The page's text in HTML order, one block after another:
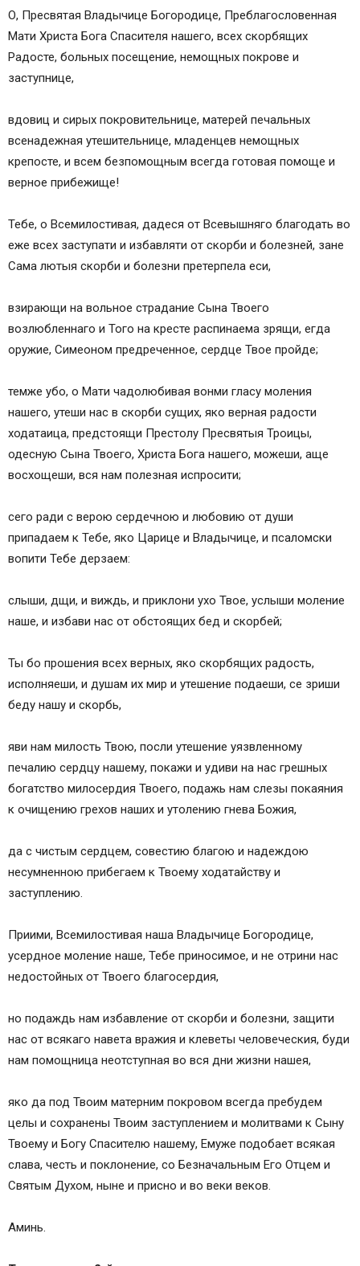
О, Пресвятая Владычице Богородице, Преблагословенная
Мати Христа Бога Спасителя нашего, всех скорбящих
Радосте, больных посещение, немощных покрове и
заступнице,
вдовиц и сирых покровительнице, матерей печальных
всенадежная утешительнице, младенцев немощных
крепосте, и всем безпомощным всегда готовая помоще и
верное прибежище!
Тебе, о Всемилостивая, дадеся от Всевышняго благодать во
еже всех заступати и избавляти от скорби и болезней, зане
Сама лютыя скорби и болезни претерпела еси,
взирающи на вольное страдание Сына Твоего
возлюбленнаго и Того на кресте распинаема зрящи, егда
оружие, Симеоном предреченное, сердце Твое пройде;
темже убо, о Мати чадолюбивая вонми гласу моления
нашего, утеши нас в скорби сущих, яко верная радости
ходатаица, предстоящи Престолу Пресвятыя Троицы,
одесную Сына Твоего, Христа Бога нашего, можеши, аще
восхощеши, вся нам полезная испросити;
сего ради с верою сердечною и любовию от души
припадаем к Тебе, яко Царице и Владычице, и псаломски
вопити Тебе дерзаем:
слыши, дщи, и виждь, и приклони ухо Твое, услыши моление
наше, и избави нас от обстоящих бед и скорбей;
Ты бо прошения всех верных, яко скорбящих радость,
исполняеши, и душам их мир и утешение подаеши, се зриши
беду нашу и скорбь,
яви нам милость Твою, посли утешение уязвленному
печалию сердцу нашему, покажи и удиви на нас грешных
богатство милосердия Твоего, подажь нам слезы покаяния
к очищению грехов наших и утолению гнева Божия,
да с чистым сердцем, совестию благою и надеждою
несумненною прибегаем к Твоему ходатайству и
заступлению.
Приими, Всемилостивая наша Владычице Богородице,
усердное моление наше, Тебе приносимое, и не отрини нас
недостойных от Твоего благосердия,
но подаждь нам избавление от скорби и болезни, защити
нас от всякаго навета вражия и клеветы человеческия, буди
нам помощница неотступная во вся дни жизни нашея,
яко да под Твоим матерним покровом всегда пребудем
целы и сохранены Твоим заступлением и молитвами к Сыну
Твоему и Богу Спасителю нашему, Емуже подобает всякая
слава, честь и поклонение, со Безначальным Его Отцем и
Святым Духом, ныне и присно и во веки веков.
Аминь.